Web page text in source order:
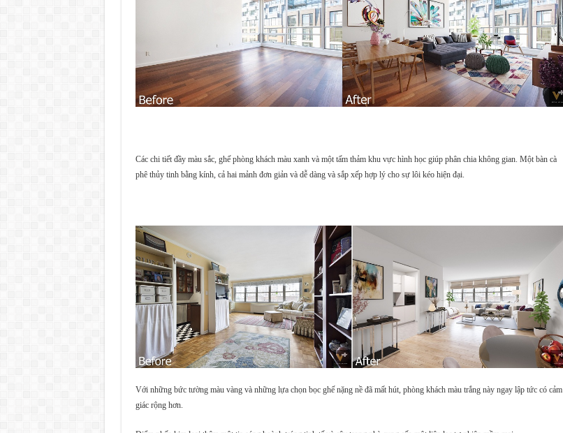
Các chi tiết đầy màu sắc, ghế phòng khách màu xanh và một tấm thảm khu vực hình học giúp phân chia không gian. Một bàn cà
phê thủy tinh bằng kính, cả hai mảnh đơn giản và dễ dàng và sắp xếp hợp lý cho sự lôi kéo hiện đại.
Với những bức tường màu vàng và những lựa chọn bọc ghế nặng nề đã mất hút, phòng khách màu trắng này ngay lập tức có cảm
giác rộng hơn.